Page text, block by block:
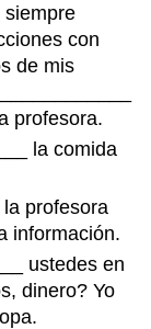
siempre
con
de mis
profesora.
la comida
profesora
información.
ustedes en
dinero? Yo